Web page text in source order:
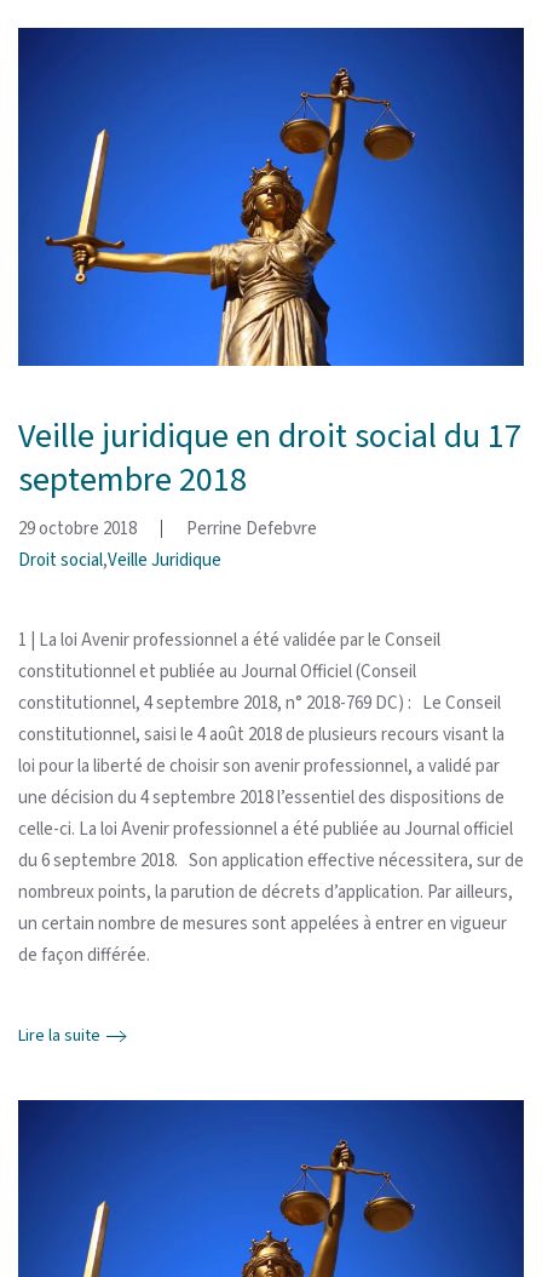
Veille juridique en droit social du 17
septembre 2018
29 octobre 2018
Perrine Defebvre
Droit social,Veille Juridique
1 | La loi Avenir professionnel a été validée par le Conseil
constitutionnel et publiée au Journal Officiel (Conseil
constitutionnel, 4 septembre 2018, n° 2018-769 DC) : Le Conseil
constitutionnel, saisi le 4 août 2018 de plusieurs recours visant la
loi pour la liberté de choisir son avenir professionnel, a validé par
une décision du 4 septembre 2018 l’essentiel des dispositions de
celle-ci. La loi Avenir professionnel a été publiée au Journal officiel
du 6 septembre 2018. Son application effective nécessitera, sur de
nombreux points, la parution de décrets d’application. Par ailleurs,
un certain nombre de mesures sont appelées à entrer en vigueur
de façon différée.
Lire la suite